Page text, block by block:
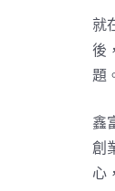
就
後
題
鑫
創
心